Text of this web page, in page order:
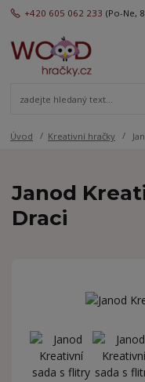
+420 605 062 233 (Po-Ne,
Úvod Kreativní hračky
Janod
Draci